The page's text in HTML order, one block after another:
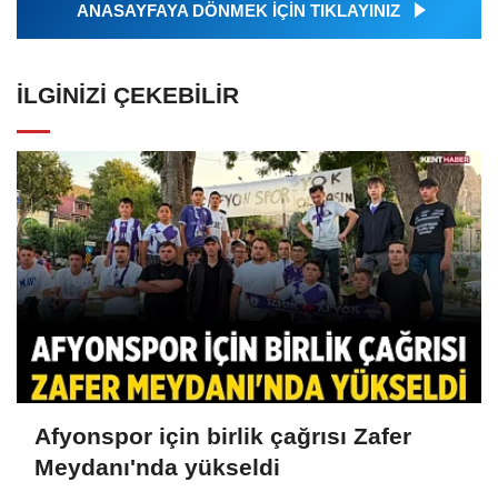
ANASAYFAYA DÖNMEK İÇİN TIKLAYINIZ
İLGINIZI ÇEKEBILIR
Afyonspor için birlik çağrısı Zafer
Meydanı'nda yükseldi